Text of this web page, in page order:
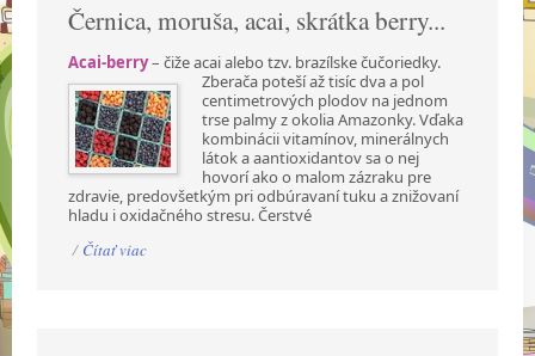
Černica, moruša, acai, skrátka berry...
Acai-berry– čiže acai alebo tzv. brazílske čučoriedky.
Zberača poteší až tisíc dva a pol
centimetrových plodov na jednom
trse palmy z okolia Amazonky. Vďaka
kombinácii vitamínov, minerálnych
látok a aantioxidantov sa o nej
hovorí ako o malom zázraku pre
zdravie, predovšetkým pri odbúravaní tuku a znižovaní
hladu i oxidačného stresu. Čerstvé
/ Čítať viac